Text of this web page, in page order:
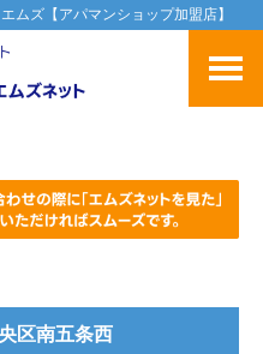
ムズ【アパマンショップ加盟店】
区南五条西